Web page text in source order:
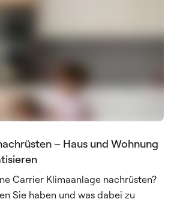
– Haus und Wohnung
Carrier Klimaanlage nachrüsten?
Sie haben und was dabei zu